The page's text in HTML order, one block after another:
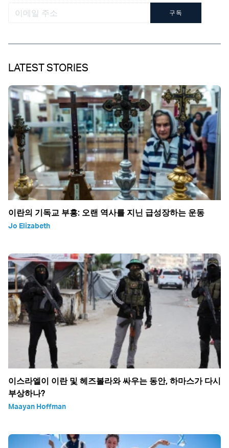
구독
LATEST STORIES
이란의 기독교 부흥: 오랜 역사를 지닌 급성장하는 운동
Jo Elizabeth
이스라엘이 이란 및 헤즈볼라와 싸우는 동안, 하마스가 다시
부상하나?
Maayan Hoffman